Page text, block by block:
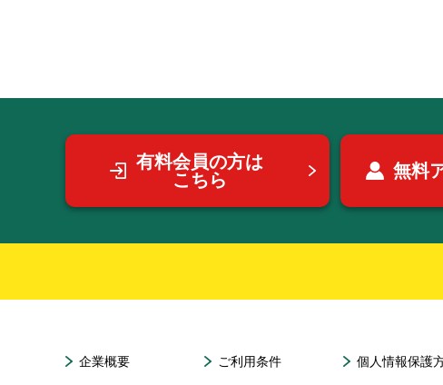
有料会員の方は
こちら
無料
企業概要 ご利用条件 個人情報保護